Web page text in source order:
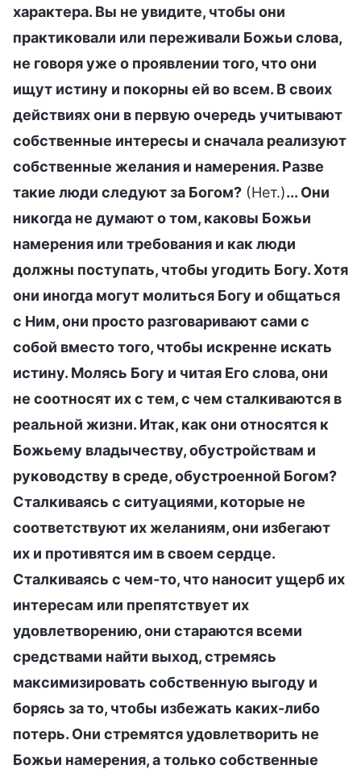
характера. Вы не увидите, чтобы они
практиковали или переживали Божьи слова,
не говоря уже о проявлении того, что они
ищут истину и покорны ей во всем. В своих
действиях они в первую очередь учитывают
собственные интересы и сначала реализуют
собственные желания и намерения. Разве
такие люди следуют за Богом? (Нет.)... Они
никогда не думают о том, каковы Божьи
намерения или требования и как люди
должны поступать, чтобы угодить Богу. Хотя
они иногда могут молиться Богу и общаться
с Ним, они просто разговаривают сами с
собой вместо того, чтобы искренне искать
истину. Молясь Богу и читая Его слова, они
не соотносят их с тем, с чем сталкиваются в
реальной жизни. Итак, как они относятся к
Божьему владычеству, обустройствам и
руководству в среде, обустроенной Богом?
Сталкиваясь с ситуациями, которые не
соответствуют их желаниям, они избегают
их и противятся им в своем сердце.
Сталкиваясь с чем-то, что наносит ущерб их
интересам или препятствует их
удовлетворению, они стараются всеми
средствами найти выход, стремясь
максимизировать собственную выгоду и
борясь за то, чтобы избежать каких-либо
потерь. Они стремятся удовлетворить не
Божьи намерения, а только собственные